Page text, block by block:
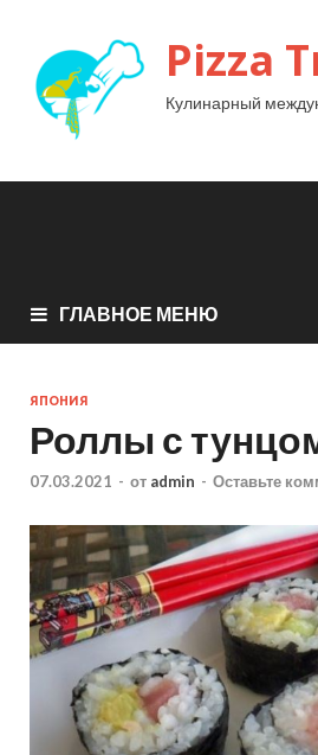
Pizza
Кулинарный
ГЛАВНОЕ МЕНЮ
ЯПОНИЯ
Роллы с
07.03.2021 - от admin - Оставьте